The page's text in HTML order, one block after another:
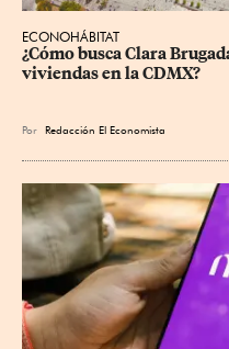
ECONOHÁBITAT
¿Cómo busca Clara
viviendas en la CDMX?
Por Redacción El Economista